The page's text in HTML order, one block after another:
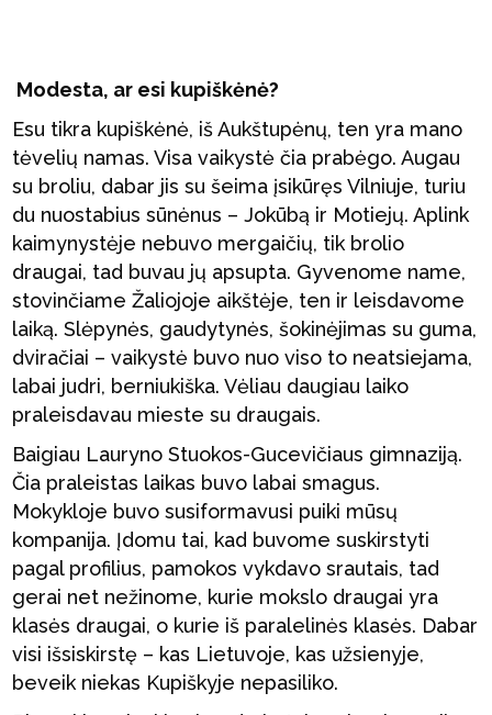
Modesta, ar esi kupiškėnė?
Esu tikra kupiškėnė, iš Aukštupėnų, ten yra mano
tėvelių namas. Visa vaikystė čia prabėgo. Augau
su broliu, dabar jis su šeima įsikūręs Vilniuje, turiu
du nuostabius sūnėnus – Jokūbą ir Motiejų. Aplink
kaimynystėje nebuvo mergaičių, tik brolio
draugai, tad buvau jų apsupta. Gyvenome name,
stovinčiame Žaliojoje aikštėje, ten ir leisdavome
laiką. Slėpynės, gaudytynės, šokinėjimas su guma,
dviračiai – vaikystė buvo nuo viso to neatsiejama,
labai judri, berniukiška. Vėliau daugiau laiko
praleisdavau mieste su draugais.
Baigiau Lauryno Stuokos-Gucevičiaus gimnaziją.
Čia praleistas laikas buvo labai smagus.
Mokykloje buvo susiformavusi puiki mūsų
kompanija. Įdomu tai, kad buvome suskirstyti
pagal profilius, pamokos vykdavo srautais, tad
gerai net nežinome, kurie mokslo draugai yra
klasės draugai, o kurie iš paralelinės klasės. Dabar
visi išsiskirstę – kas Lietuvoje, kas užsienyje,
beveik niekas Kupiškyje nepasiliko.